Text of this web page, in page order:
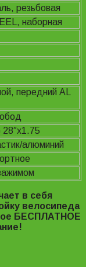
резьбовая
наборная
передний AL
28″x1.75
алюминий
в себя
велосипеда
БЕСПЛАТНОЕ